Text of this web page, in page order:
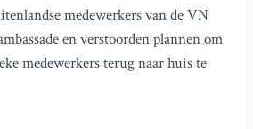
medewerkers van de VN
en verstoorden plannen om
medewerkers terug naar huis te